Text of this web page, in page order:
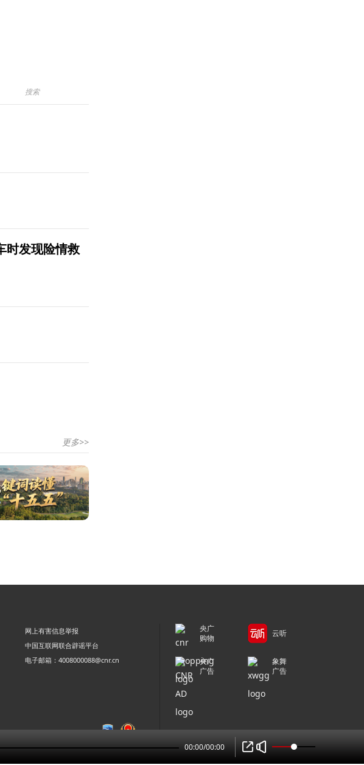
时发现险情救
更多>>
网上有害信息举报
中国互联网联合辟谣平台
电子邮箱：4008000088@cnr.cn
央广
购物
云听
央广
广告
象舞
广告
00:00/00:00